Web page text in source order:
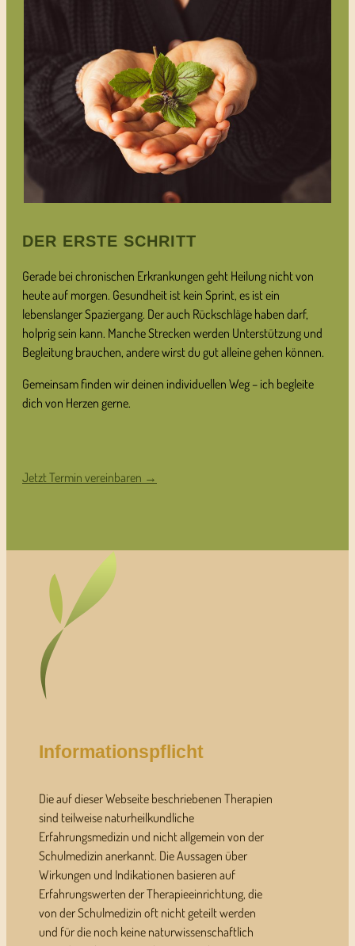
DER ERSTE SCHRITT
Gerade bei chronischen Erkrankungen geht Heilung nicht von
heute auf morgen. Gesundheit ist kein Sprint, es ist ein
lebenslanger Spaziergang. Der auch Rückschläge haben darf,
holprig sein kann. Manche Strecken werden Unterstützung und
Begleitung brauchen, andere wirst du gut alleine gehen können.
Gemeinsam finden wir deinen individuellen Weg – ich begleite
dich von Herzen gerne.
Jetzt Termin vereinbaren →
Informationspflicht
Die auf dieser Webseite beschriebenen Therapien
sind teilweise naturheilkundliche
Erfahrungsmedizin und nicht allgemein von der
Schulmedizin anerkannt. Die Aussagen über
Wirkungen und Indikationen basieren auf
Erfahrungswerten der Therapieeinrichtung, die
von der Schulmedizin oft nicht geteilt werden
und für die noch keine naturwissenschaftlich